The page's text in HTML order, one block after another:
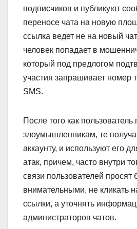
подписчиков и публикуют
переносе чата на новую
ссылка ведет не на новый
человек попадает в
который под предлогом
участия запрашивает номер
SMS.
После того как пользователь
злоумышленникам, те
аккаунту, и используют его
атак, причем, часто внутри
связи пользователей просят
внимательными, не кликать
ссылки, а уточнять
администраторов чатов.